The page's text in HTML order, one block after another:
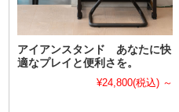
アイアンスタンド あなたに快
適なプレイと便利さを。
¥24,800(税込) ～